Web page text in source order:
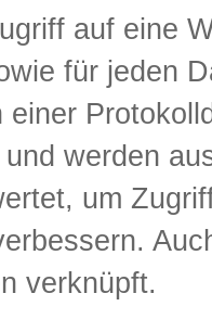
auf eine
für jeden
einer
werden
um
verknüpft.